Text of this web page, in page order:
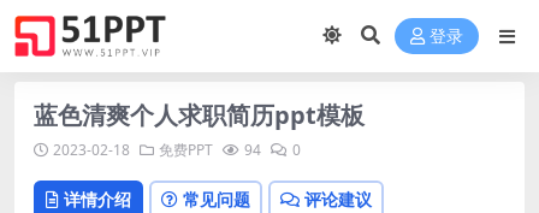
登录
蓝色清爽个人求职简历ppt模板
2023-02-18 免费PPT 94 0
详情介绍 常见问题 评论建议